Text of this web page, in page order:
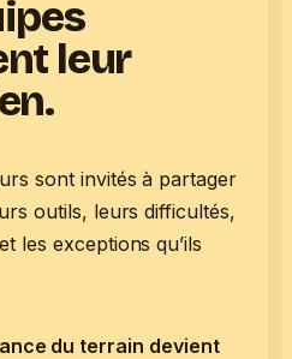
leur
sont invités à partager
outils, leurs difficultés,
les exceptions qu’ils
du terrain devient